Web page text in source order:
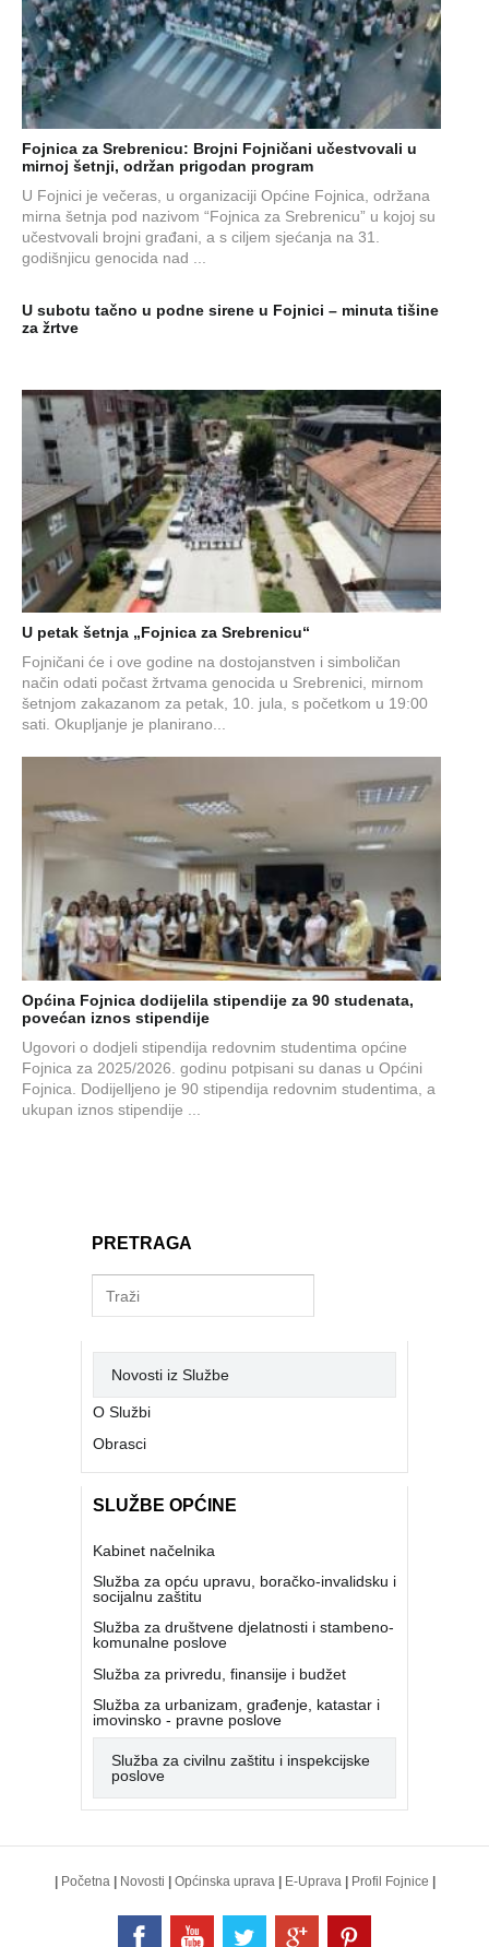
Fojnica za Srebrenicu: Brojni Fojničani učestvovali u
mirnoj šetnji, održan prigodan program
U Fojnici je večeras, u organizaciji Općine Fojnica, održana
mirna šetnja pod nazivom “Fojnica za Srebrenicu” u kojoj su
učestvovali brojni građani, a s ciljem sjećanja na 31.
godišnjicu genocida nad ...
U subotu tačno u podne sirene u Fojnici – minuta tišine
za žrtve
U petak šetnja „Fojnica za Srebrenicu“
Fojničani će i ove godine na dostojanstven i simboličan
način odati počast žrtvama genocida u Srebrenici, mirnom
šetnjom zakazanom za petak, 10. jula, s početkom u 19:00
sati. Okupljanje je planirano...
Općina Fojnica dodijelila stipendije za 90 studenata,
povećan iznos stipendije
Ugovori o dodjeli stipendija redovnim studentima općine
Fojnica za 2025/2026. godinu potpisani su danas u Općini
Fojnica. Dodijelljeno je 90 stipendija redovnim studentima, a
ukupan iznos stipendije ...
PRETRAGA
Novosti iz Službe
O Službi
Obrasci
SLUŽBE OPĆINE
Kabinet načelnika
Služba za opću upravu, boračko-invalidsku i
socijalnu zaštitu
Služba za društvene djelatnosti i stambeno-
komunalne poslove
Služba za privredu, finansije i budžet
Služba za urbanizam, građenje, katastar i
imovinsko - pravne poslove
Služba za civilnu zaštitu i inspekcijske
poslove
Početna Novosti Općinska uprava E-Uprava Profil Fojnice